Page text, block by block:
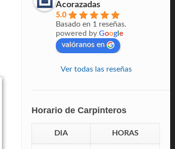
Acorazadas
5.0
Basado en 1 reseñas.
powered byGoog le
valóranos en
Ver todas las reseñas
Horario de Carpinteros
DIA HORAS